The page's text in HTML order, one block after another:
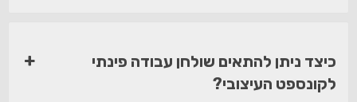
כיצד ניתן להתאים שולחן עבודה פינתי
לקונספט העיצובי?